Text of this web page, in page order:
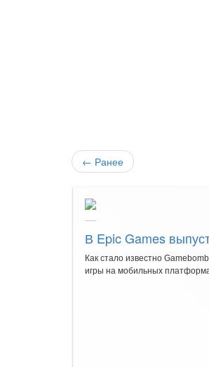
← Ранее
В Epic Games
Как стало известно
игры на мобильных